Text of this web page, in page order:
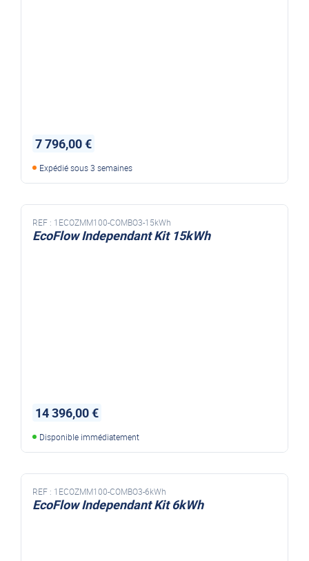
7 796,00 €
Expédié sous 3 semaines
REF : 1ECOZMM100-COMBO3-15kWh
EcoFlow Independant Kit 15kWh
14 396,00 €
Disponible immédiatement
REF : 1ECOZMM100-COMBO3-6kWh
EcoFlow Independant Kit 6kWh